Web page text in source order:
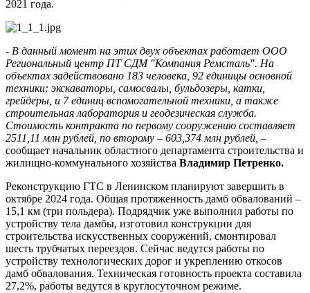
2021 года.
- В данный момент на этих двух объектах работает ООО
Региональный центр ПТ СДМ "Компания Ремсталь". На
объектах задействовано 183 человека, 92 единицы основной
техники: экскаваторы, самосвалы, бульдозеры, катки,
грейдеры, и 7 единиц вспомогательной техники, а также
строительная лаборатория и геодезическая служба.
Стоимость контракта по первому сооружению составляет
2511,11 млн рублей, по второму – 603,374 млн рублей, –
сообщает начальник областного департамента строительства и
жилищно-коммунального хозяйства Владимир Петренко.
Реконструкцию ГТС в Ленинском планируют завершить в
октябре 2024 года. Общая протяженность дамб обвалований –
15,1 км (три польдера). Подрядчик уже выполнил работы по
устройству тела дамбы, изготовил конструкции для
строительства искусственных сооружений, смонтировал
шесть трубчатых переездов. Сейчас ведутся работы по
устройству технологических дорог и укреплению откосов
дамб обвалования. Техническая готовность проекта составила
27,2%, работы ведутся в круглосуточном режиме.